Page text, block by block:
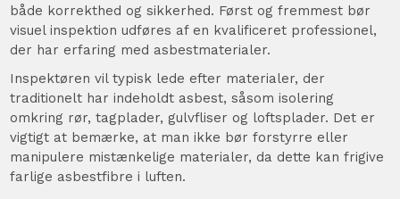
både korrekthed og sikkerhed. Først og fremmest bør
visuel inspektion udføres af en kvalificeret professionel,
der har erfaring med asbestmaterialer.
Inspektøren vil typisk lede efter materialer, der
traditionelt har indeholdt asbest, såsom isolering
omkring rør, tagplader, gulvfliser og loftsplader. Det er
vigtigt at bemærke, at man ikke bør forstyrre eller
manipulere mistænkelige materialer, da dette kan frigive
farlige asbestfibre i luften.